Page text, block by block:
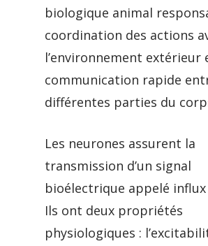
biologique animal
coordination des actions
l’environnement extérieur
communication rapide
différentes parties du
Les neurones assurent la
transmission d’un signal
bioélectrique appelé influx
Ils ont deux propriétés
physiologiques :